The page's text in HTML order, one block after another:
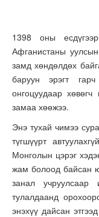
1398 оны
Афганистаны
замд хөндөлдөх
баруун эрэгт
онгоцуудаар
замаа хөөжээ.
Энэ тухай чимээ
түгшүүрт
Монголын цэрэг
жам болоод байсан
занал учруулсаар
тулалдаанд
энэхүү дайсан